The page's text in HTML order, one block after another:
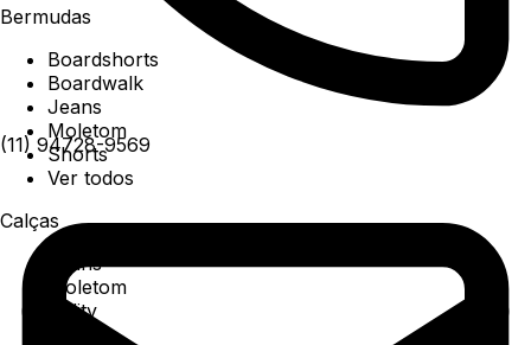
(11) 94728-9569
Bermudas
Boardshorts
Boardwalk
Jeans
Moletom
Shorts
Ver todos
Calças
Jeans
Moletom
Utility